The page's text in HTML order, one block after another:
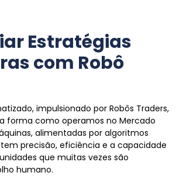
Estratégias
com Robô
impulsionado por Robôs Traders,
forma como operamos no Mercado
alimentadas por algoritmos
precisão, eficiência e a capacidade
que muitas vezes são
humano.